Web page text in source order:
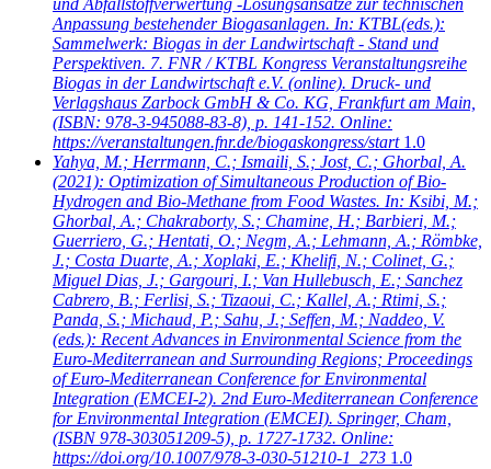
und Abfallstoffverwertung -Lösungsansätze zur technischen
Anpassung bestehender Biogasanlagen. In: KTBL(eds.):
Sammelwerk: Biogas in der Landwirtschaft - Stand und
Perspektiven. 7. FNR / KTBL Kongress Veranstaltungsreihe
Biogas in der Landwirtschaft e.V. (online). Druck- und
Verlagshaus Zarbock GmbH & Co. KG, Frankfurt am Main,
(ISBN: 978-3-945088-83-8), p. 141-152. Online:
https://veranstaltungen.fnr.de/biogaskongress/start 1.0
Yahya, M.; Herrmann, C.; Ismaili, S.; Jost, C.; Ghorbal, A.
(2021): Optimization of Simultaneous Production of Bio-
Hydrogen and Bio-Methane from Food Wastes. In: Ksibi, M.;
Ghorbal, A.; Chakraborty, S.; Chamine, H.; Barbieri, M.;
Guerriero, G.; Hentati, O.; Negm, A.; Lehmann, A.; Römbke,
J.; Costa Duarte, A.; Xoplaki, E.; Khelifi, N.; Colinet, G.;
Miguel Dias, J.; Gargouri, I.; Van Hullebusch, E.; Sanchez
Cabrero, B.; Ferlisi, S.; Tizaoui, C.; Kallel, A.; Rtimi, S.;
Panda, S.; Michaud, P.; Sahu, J.; Seffen, M.; Naddeo, V.
(eds.): Recent Advances in Environmental Science from the
Euro-Mediterranean and Surrounding Regions; Proceedings
of Euro-Mediterranean Conference for Environmental
Integration (EMCEI-2). 2nd Euro-Mediterranean Conference
for Environmental Integration (EMCEI). Springer, Cham,
(ISBN 978-303051209-5), p. 1727-1732. Online:
https://doi.org/10.1007/978-3-030-51210-1_273 1.0